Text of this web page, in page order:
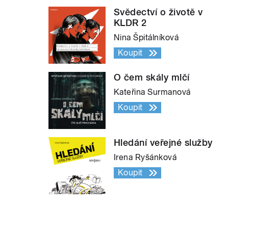
Svědectví o životě v
KLDR 2
Nina Špitálníková
Koupit
O čem skály mlčí
Kateřina Surmanová
Koupit
Hledání veřejné služby
Irena Ryšánková
Koupit